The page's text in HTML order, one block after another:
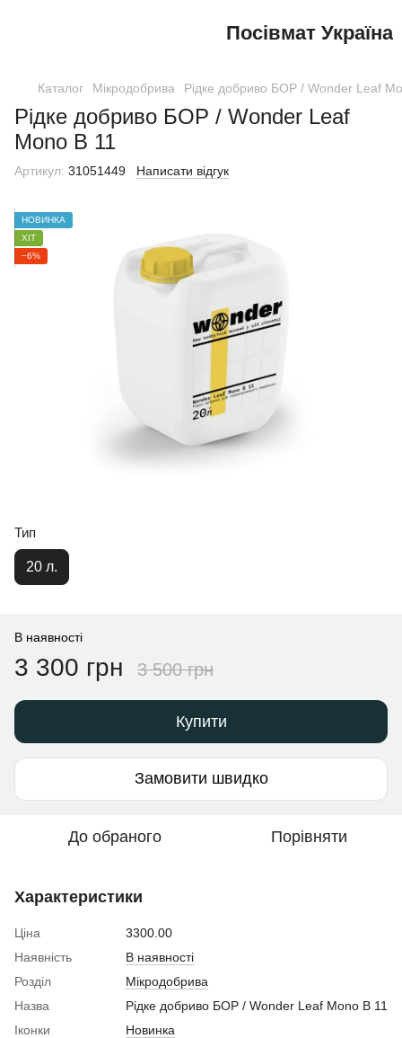
Посівмат Україна
Каталог Мікродобрива Рідке добриво БОР / Wonder Leaf
Рідке добриво БОР / Wonder Leaf
Mono B 11
Артикул: 31051449 Написати відгук
НОВИНКА
ХІТ
−6%
Тип
20 л.
В наявності
3 300 грн 3 500 грн
Купити
Замовити швидко
До обраного Порівняти
Характеристики
Ціна
3300.00
Наявність
В наявності
Розділ
Мікродобрива
Назва
Рідке добриво БОР / Wonder Leaf Mono B 11
Іконки
Новинка